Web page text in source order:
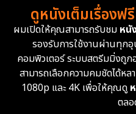
Dystopian
Emotional
Epic มหากาพย์
ดูหนังเต็มเรื่อง
ผมเปิดให้คุณสามารถรับชม หนั
รองรับการใช้งานผ่านทุก
คอมพิวเตอร์ ระบบสตรีมมิ่งถูก
สามารถเลือกความคมชัดได้ห
1080p และ 4K เพื่อให้คุณดู
ตลอ